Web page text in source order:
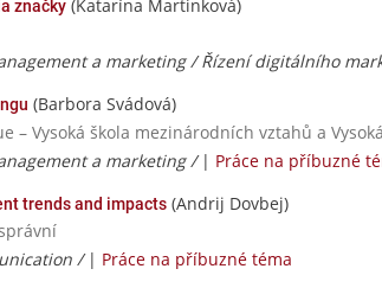
značky (Katarína Martinková)
a marketing / Řízení digitálního
(Barbora Svádová)
– Vysoká škola mezinárodních vztahů a
a marketing / | Práce na příbuzné
trends and impacts (Andrij Dovbej)
/ | Práce na příbuzné téma